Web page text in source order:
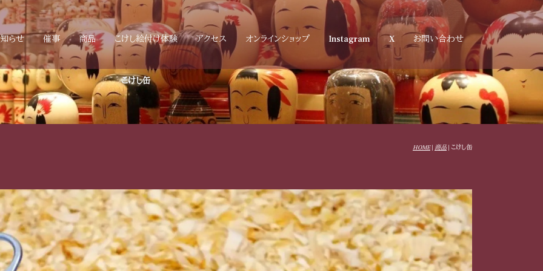
らせ 催事 商品 こけし絵付け体験 アクセス オンラインショップ Instagram X お問い合わせ
こけし缶
HOME| 商品 | こけし缶